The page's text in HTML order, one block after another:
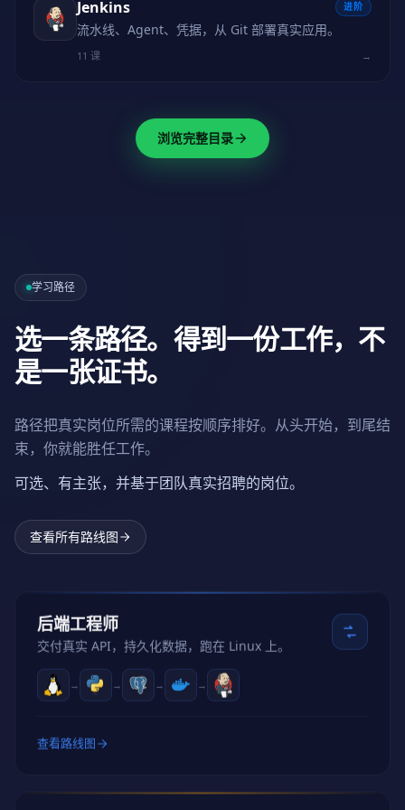
Jenkins 进阶
流水线、Agent、凭据，从 Git 部署真实应用。
11 课 →
浏览完整目录
学习路径
选一条路径。得到一份工作，不
是一张证书。
路径把真实岗位所需的课程按顺序排好。从头开始，到尾结
束，你就能胜任工作。
可选、有主张，并基于团队真实招聘的岗位。
查看所有路线图
后端工程师
交付真实 API，持久化数据，跑在 Linux 上。
→ → → →
查看路线图